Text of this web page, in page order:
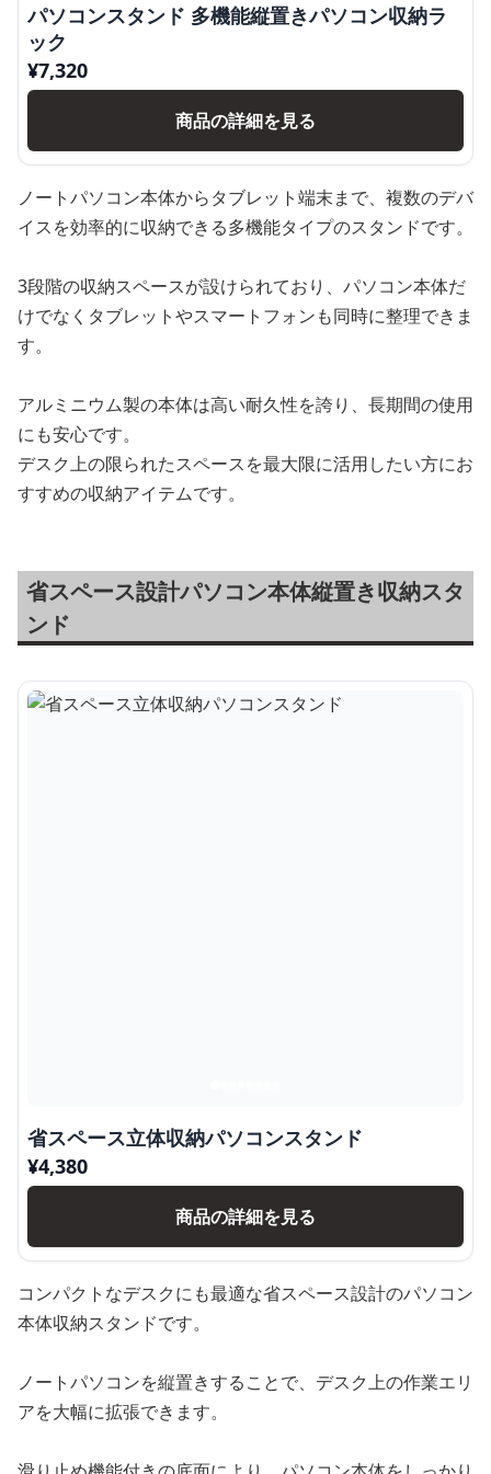
パソコンスタンド 多機能縦置きパソコン収納ラ
ック
¥7,320
商品の詳細を見る
ノートパソコン本体からタブレット端末まで、複数のデバ
イスを効率的に収納できる多機能タイプのスタンドです。
3段階の収納スペースが設けられており、パソコン本体だ
けでなくタブレットやスマートフォンも同時に整理できま
す。
アルミニウム製の本体は高い耐久性を誇り、長期間の使用
にも安心です。
デスク上の限られたスペースを最大限に活用したい方にお
すすめの収納アイテムです。
省スペース設計パソコン本体縦置き収納スタ
ンド
省スペース立体収納パソコンスタンド
¥4,380
商品の詳細を見る
コンパクトなデスクにも最適な省スペース設計のパソコン
本体収納スタンドです。
ノートパソコンを縦置きすることで、デスク上の作業エリ
アを大幅に拡張できます。